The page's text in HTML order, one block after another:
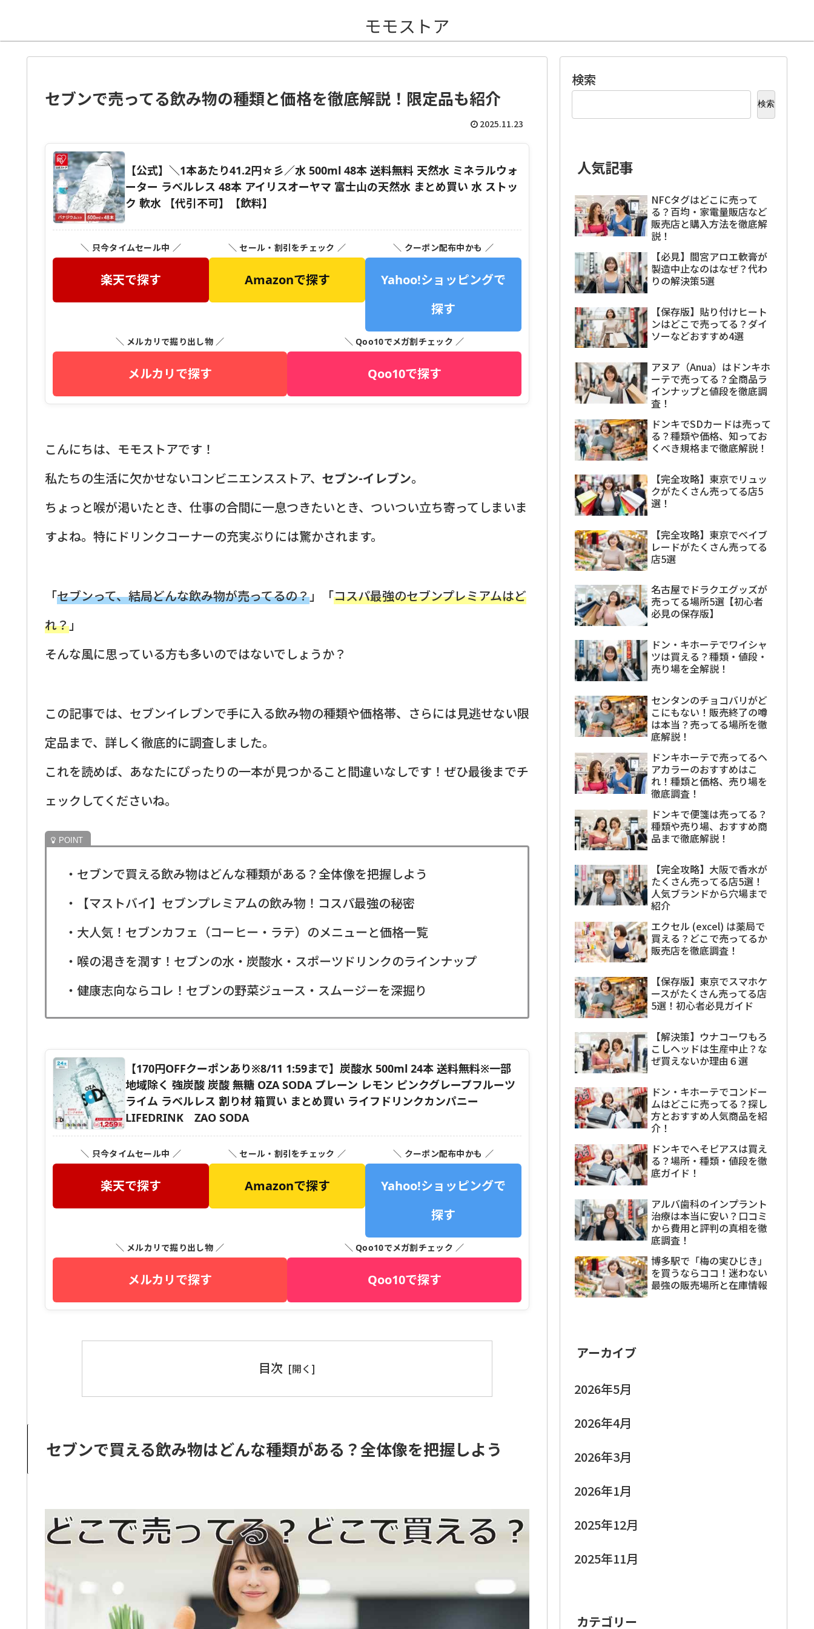
モモストア
セブンで売ってる飲み物の種類と価格を徹底解説！限定品も紹介
2025.11.23
【公式】＼1本あたり41.2円☆彡／水 500ml 48本 送料無料 天然水 ミネラルウォ
ーター ラベルレス 48本 アイリスオーヤマ 富士山の天然水 まとめ買い 水 ストッ
ク 軟水 【代引不可】【飲料】
＼ 只今タイムセール中 ／
楽天で探す
＼ セール・割引をチェック ／
Amazonで探す
＼ クーポン配布中かも ／
Yahoo!ショッピングで
探す
＼ メルカリで掘り出し物 ／
メルカリで探す
＼ Qoo10でメガ割チェック ／
Qoo10で探す
こんにちは、モモストアです！
私たちの生活に欠かせないコンビニエンスストア、 セブン-イレブン。
ちょっと喉が渇いたとき、仕事の合間に一息つきたいとき、ついつい立ち寄ってしまいま
すよね。特にドリンクコーナーの充実ぶりには驚かされます。
「セブンって、結局どんな飲み物が売ってるの？」「コスパ最強のセブンプレミアムはど
れ？」
そんな風に思っている方も多いのではないでしょうか？
この記事では、セブンイレブンで手に入る飲み物の種類や価格帯、さらには見逃せない限
定品まで、詳しく徹底的に調査しました。
これを読めば、あなたにぴったりの一本が見つかること間違いなしです！ぜひ最後までチ
ェックしてくださいね。
・セブンで買える飲み物はどんな種類がある？全体像を把握しよう
・【マストバイ】セブンプレミアムの飲み物！コスパ最強の秘密
・大人気！セブンカフェ（コーヒー・ラテ）のメニューと価格一覧
・喉の渇きを潤す！セブンの水・炭酸水・スポーツドリンクのラインナップ
・健康志向ならコレ！セブンの野菜ジュース・スムージーを深掘り
【170円OFFクーポンあり※8/11 1:59まで】炭酸水 500ml 24本 送料無料※一部
地域除く 強炭酸 炭酸 無糖 OZA SODA プレーン レモン ピンクグレープフルーツ
ライム ラベルレス 割り材 箱買い まとめ買い ライフドリンクカンパニー
LIFEDRINK ZAO SODA
＼ 只今タイムセール中 ／
楽天で探す
＼ セール・割引をチェック ／
Amazonで探す
＼ クーポン配布中かも ／
Yahoo!ショッピングで
探す
＼ メルカリで掘り出し物 ／
メルカリで探す
＼ Qoo10でメガ割チェック ／
Qoo10で探す
目次
セブンで買える飲み物はどんな種類がある？全体像を把握しよう
検索
検索
人気記事
NFCタグはどこに売って
る？百均・家電量販店など
販売店と購入方法を徹底解
説！
【必見】間宮アロエ軟膏が
製造中止なのはなぜ？代わ
りの解決策5選
【保存版】貼り付けヒート
ンはどこで売ってる？ダイ
ソーなどおすすめ4選
アヌア（Anua）はドンキホ
ーテで売ってる？全商品ラ
インナップと値段を徹底調
査！
ドンキでSDカードは売って
る？種類や価格、知ってお
くべき規格まで徹底解説！
【完全攻略】東京でリュッ
クがたくさん売ってる店5
選！
【完全攻略】東京でベイブ
レードがたくさん売ってる
店5選
名古屋でドラクエグッズが
売ってる場所5選【初心者
必見の保存版】
ドン・キホーテでワイシャ
ツは買える？種類・値段・
売り場を全解説！
センタンのチョコバリがど
こにもない！販売終了の噂
は本当？売ってる場所を徹
底解説！
ドンキホーテで売ってるヘ
アカラーのおすすめはこ
れ！種類と価格、売り場を
徹底調査！
ドンキで便箋は売ってる？
種類や売り場、おすすめ商
品まで徹底解説！
【完全攻略】大阪で香水が
たくさん売ってる店5選！
人気ブランドから穴場まで
紹介
エクセル (excel) は薬局で
買える？どこで売ってるか
販売店を徹底調査！
【保存版】東京でスマホケ
ースがたくさん売ってる店
5選！初心者必見ガイド
【解決策】ウナコーワもろ
こしヘッドは生産中止？な
ぜ買えないか理由６選
ドン・キホーテでコンドー
ムはどこに売ってる？探し
方とおすすめ人気商品を紹
介！
ドンキでへそピアスは買え
る？場所・種類・値段を徹
底ガイド！
アルバ歯科のインプラント
治療は本当に安い？口コミ
から費用と評判の真相を徹
底調査！
博多駅で「梅の実ひじき」
を買うならココ！迷わない
最強の販売場所と在庫情報
アーカイブ
2026年5月
2026年4月
2026年3月
2026年1月
2025年12月
2025年11月
カテゴリー